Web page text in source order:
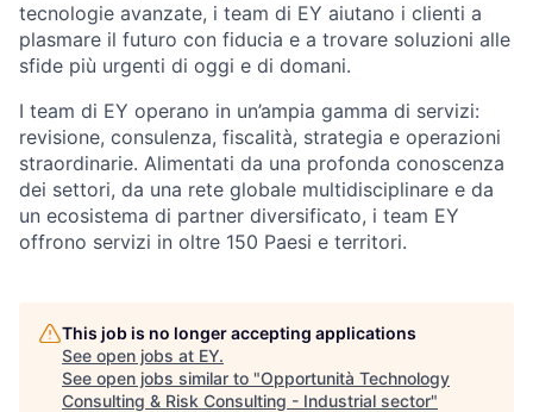
tecnologie avanzate, i team di EY aiutano i clienti a
plasmare il futuro con fiducia e a trovare soluzioni alle
sfide più urgenti di oggi e di domani.
I team di EY operano in un’ampia gamma di servizi:
revisione, consulenza, fiscalità, strategia e operazioni
straordinarie. Alimentati da una profonda conoscenza
dei settori, da una rete globale multidisciplinare e da
un ecosistema di partner diversificato, i team EY
offrono servizi in oltre 150 Paesi e territori.
This job is no longer accepting applications
See open jobs at EY.
See open jobs similar to "Opportunità Technology
Consulting & Risk Consulting - Industrial sector"